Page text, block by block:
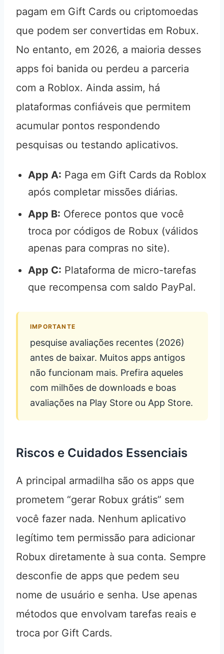
pagam em Gift Cards ou criptomoedas
que podem ser convertidas em Robux.
No entanto, em 2026, a maioria desses
apps foi banida ou perdeu a parceria
com a Roblox. Ainda assim, há
plataformas confiáveis que permitem
acumular pontos respondendo
pesquisas ou testando aplicativos.
App A: Paga em Gift Cards da Roblox
após completar missões diárias.
App B: Oferece pontos que você
troca por códigos de Robux (válidos
apenas para compras no site).
App C: Plataforma de micro-tarefas
que recompensa com saldo PayPal.
IMPORTANTE
pesquise avaliações recentes (2026)
antes de baixar. Muitos apps antigos
não funcionam mais. Prefira aqueles
com milhões de downloads e boas
avaliações na Play Store ou App Store.
Riscos e Cuidados Essenciais
A principal armadilha são os apps que
prometem “gerar Robux grátis” sem
você fazer nada. Nenhum aplicativo
legítimo tem permissão para adicionar
Robux diretamente à sua conta. Sempre
desconfie de apps que pedem seu
nome de usuário e senha. Use apenas
métodos que envolvam tarefas reais e
troca por Gift Cards.